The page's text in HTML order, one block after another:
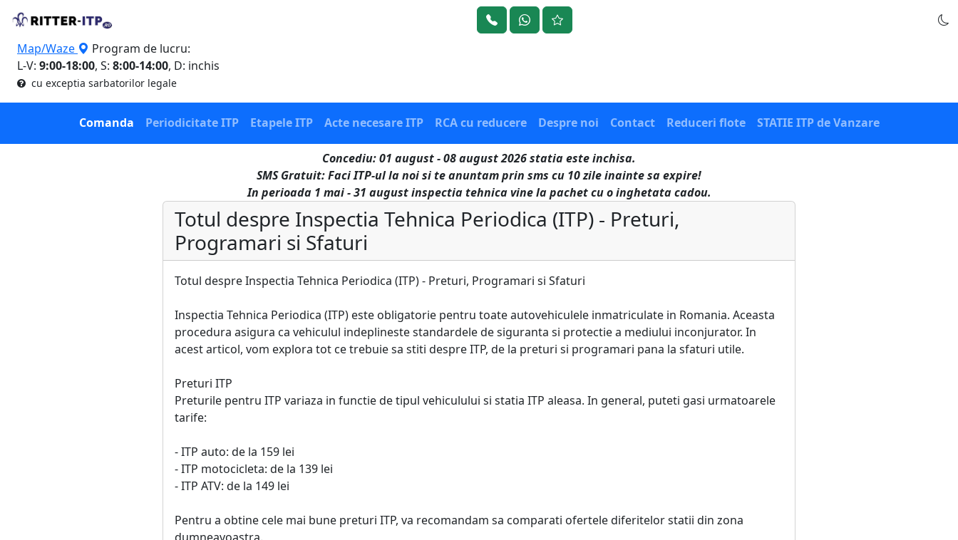
Map/Waze
Program de lucru:
L-V: 9:00-18:00, S: 8:00-14:00, D: inchis
cu exceptia sarbatorilor legale
Comanda Periodicitate ITP Etapele ITP Acte necesare ITP RCA cu reducere Despre noi Contact Reduceri flote STATIE ITP de Vanzare
Concediu: 01 august - 08 august 2026 statia este inchisa.
SMS Gratuit: Faci ITP-ul la noi si te anuntam prin sms cu 10 zile inainte sa expire!
In perioada 1 mai - 31 august inspectia tehnica vine la pachet cu o inghetata cadou.
Totul despre Inspectia Tehnica Periodica (ITP) - Preturi,
Programari si Sfaturi
Totul despre Inspectia Tehnica Periodica (ITP) - Preturi, Programari si Sfaturi
Inspectia Tehnica Periodica (ITP) este obligatorie pentru toate autovehiculele inmatriculate in Romania. Aceasta
procedura asigura ca vehiculul indeplineste standardele de siguranta si protectie a mediului inconjurator. In
acest articol, vom explora tot ce trebuie sa stiti despre ITP, de la preturi si programari pana la sfaturi utile.
Preturi ITP
Preturile pentru ITP variaza in functie de tipul vehiculului si statia ITP aleasa. In general, puteti gasi urmatoarele
tarife:
- ITP auto: de la 159 lei
- ITP motocicleta: de la 139 lei
- ITP ATV: de la 149 lei
Pentru a obtine cele mai bune preturi ITP, va recomandam sa comparati ofertele diferitelor statii din zona